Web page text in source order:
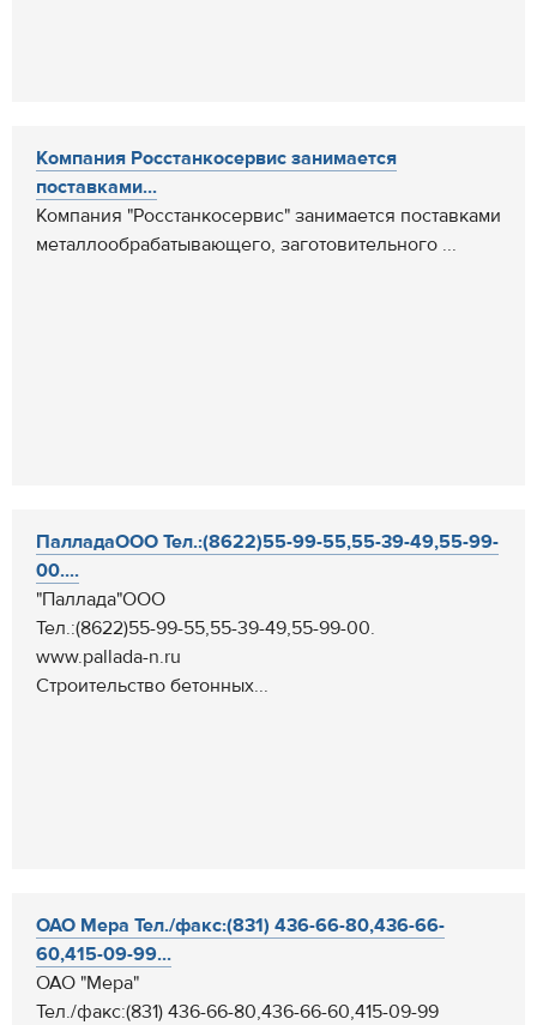
Компания Росстанкосервис занимается
поставками...
Компания "Росстанкосервис" занимается поставками
металлообрабатывающего, заготовительного ...
ПалладаООО Тел.:(8622)55-99-55,55-39-49,55-99-
00....
"Паллада"ООО
Тел.:(8622)55-99-55,55-39-49,55-99-00.
www.pallada-n.ru
Cтроительство бетонных...
ОАО Мера Тел./факс:(831) 436-66-80,436-66-
60,415-09-99...
ОАО "Мера"
Тел./факс:(831) 436-66-80,436-66-60,415-09-99